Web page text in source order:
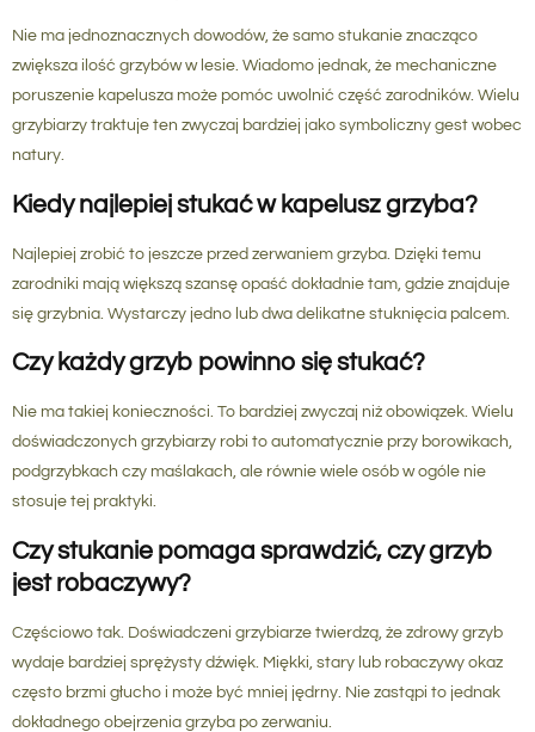
Nie ma jednoznacznych dowodów, że samo stukanie znacząco
zwiększa ilość grzybów w lesie. Wiadomo jednak, że mechaniczne
poruszenie kapelusza może pomóc uwolnić część zarodników. Wielu
grzybiarzy traktuje ten zwyczaj bardziej jako symboliczny gest wobec
natury.
Kiedy najlepiej stukać w kapelusz grzyba?
Najlepiej zrobić to jeszcze przed zerwaniem grzyba. Dzięki temu
zarodniki mają większą szansę opaść dokładnie tam, gdzie znajduje
się grzybnia. Wystarczy jedno lub dwa delikatne stuknięcia palcem.
Czy każdy grzyb powinno się stukać?
Nie ma takiej konieczności. To bardziej zwyczaj niż obowiązek. Wielu
doświadczonych grzybiarzy robi to automatycznie przy borowikach,
podgrzybkach czy maślakach, ale równie wiele osób w ogóle nie
stosuje tej praktyki.
Czy stukanie pomaga sprawdzić, czy grzyb
jest robaczywy?
Częściowo tak. Doświadczeni grzybiarze twierdzą, że zdrowy grzyb
wydaje bardziej sprężysty dźwięk. Miękki, stary lub robaczywy okaz
często brzmi głucho i może być mniej jędrny. Nie zastąpi to jednak
dokładnego obejrzenia grzyba po zerwaniu.